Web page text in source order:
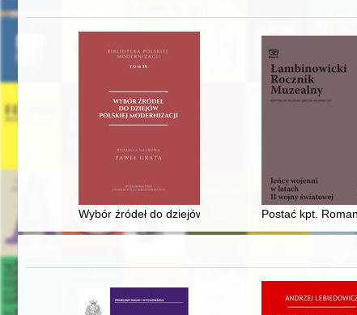
Wybór źródeł do dziejów polskiej modernizacji
Postać kpt.